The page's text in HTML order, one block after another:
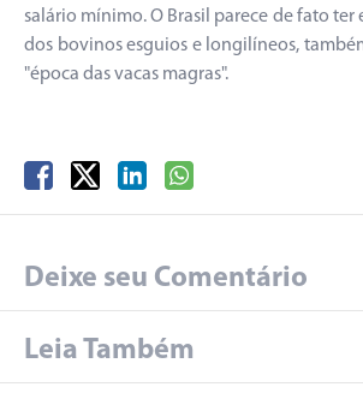
salário mínimo. O Brasil parece de fato
dos bovinos esguios e longilíneos,
"época das vacas magras".
Deixe seu Comentário
Leia Também